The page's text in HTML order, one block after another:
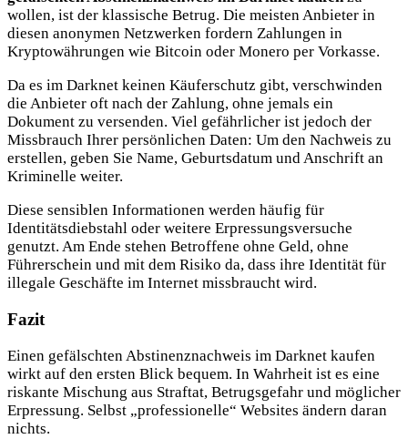
wollen, ist der klassische Betrug. Die meisten Anbieter in
diesen anonymen Netzwerken fordern Zahlungen in
Kryptowährungen wie Bitcoin oder Monero per Vorkasse.
Da es im Darknet keinen Käuferschutz gibt, verschwinden
die Anbieter oft nach der Zahlung, ohne jemals ein
Dokument zu versenden. Viel gefährlicher ist jedoch der
Missbrauch Ihrer persönlichen Daten: Um den Nachweis zu
erstellen, geben Sie Name, Geburtsdatum und Anschrift an
Kriminelle weiter.
Diese sensiblen Informationen werden häufig für
Identitätsdiebstahl oder weitere Erpressungsversuche
genutzt. Am Ende stehen Betroffene ohne Geld, ohne
Führerschein und mit dem Risiko da, dass ihre Identität für
illegale Geschäfte im Internet missbraucht wird.
Fazit
Einen gefälschten Abstinenznachweis im Darknet kaufen
wirkt auf den ersten Blick bequem. In Wahrheit ist es eine
riskante Mischung aus Straftat, Betrugsgefahr und möglicher
Erpressung. Selbst „professionelle“ Websites ändern daran
nichts.